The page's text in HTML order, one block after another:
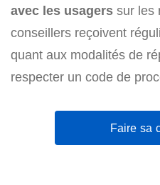
avec les usagers sur les
conseillers reçoivent
quant aux modalités de
respecter un code de
Faire sa